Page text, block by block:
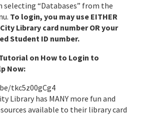
“Databases” from the
To login, you may use EITHER
Library card number OR your
Student ID number.
on How to Login to
Now:
tkc5z00gCg4
Library has MANY more fun and
available to their library card